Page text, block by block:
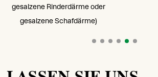
gesalzene Rinderdärme oder
gesalzene Schafdärme)